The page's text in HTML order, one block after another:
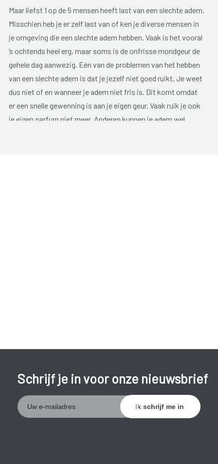
Maar liefst 1 op de 5 mensen heeft last van een slechte adem.
Misschien heb je er zelf last van of ken je diverse mensen in
je omgeving die een slechte adem hebben. Vaak is het vooral
’s ochtends heel erg, maar soms is de onfrisse mondgeur de
gehele dag aanwezig. Eén van de problemen van het hebben
van een slechte adem is dat je jezelf niet goed ruikt. Je weet
dus niet of en wanneer je adem niet fris is. Dit komt omdat
er een snelle gewenning is aan je eigen geur. Vaak ruik je ook
je eigen parfum niet meer. Anderen kunnen je adem wel
Schrijf je in voor onze nieuwsbrief